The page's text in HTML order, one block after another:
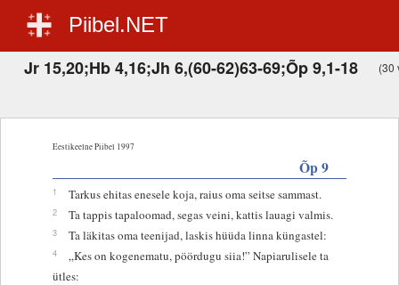
Piibel.NET
Jr 15,20;Hb 4,16;Jh 6,(60-62)63-69;Õp 9,1-18 (30
Eestikeelne Piibel 1997
Õp 9
1 Tarkus ehitas enesele koja, raius oma seitse sammast.
2 Ta tappis tapaloomad, segas veini, kattis lauagi valmis.
3 Ta läkitas oma teenijad, laskis hüüda linna küngastel:
4
„Kes on kogenematu, pöördugu siia!” Napiarulisele ta
ütles: